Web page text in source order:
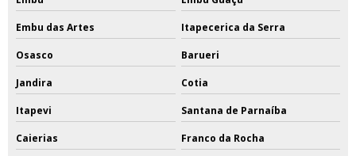
Embu das Artes Itapecerica da Serra
Osasco Barueri
Jandira Cotia
Itapevi Santana de Parnaíba
Caierias Franco da Rocha